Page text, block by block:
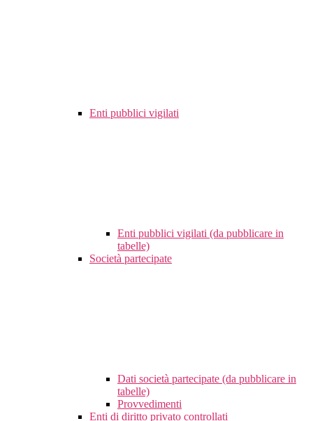
Enti pubblici vigilati
Enti pubblici vigilati (da pubblicare in
tabelle)
Società partecipate
Dati società partecipate (da pubblicare in
tabelle)
Provvedimenti
Enti di diritto privato controllati